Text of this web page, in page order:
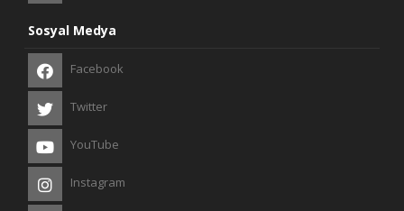
Sosyal Medya
Facebook
Twitter
YouTube
Instagram